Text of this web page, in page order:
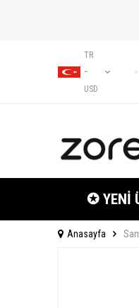
TR
−
USD
✪ YENİ
Anasayfa